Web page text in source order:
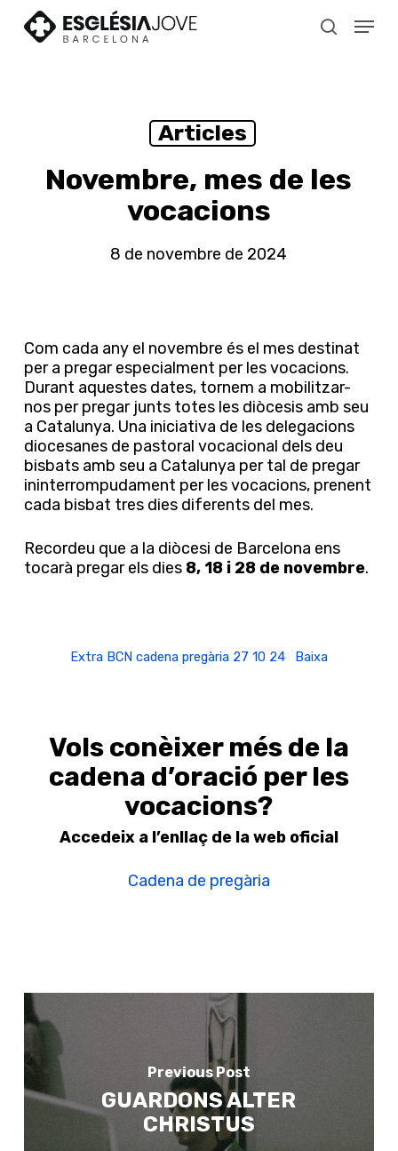
search
Menu
Articles
Novembre, mes de les
vocacions
8 de novembre de 2024
Com cada any el novembre és el mes destinat
per a pregar especialment per les vocacions.
Durant aquestes dates, tornem a mobilitzar-
nos per pregar junts totes les diòcesis amb seu
a Catalunya. Una iniciativa de les delegacions
diocesanes de pastoral vocacional dels deu
bisbats amb seu a Catalunya per tal de pregar
ininterrompudament per les vocacions, prenent
cada bisbat tres dies diferents del mes.
Recordeu que a la diòcesi de Barcelona ens
tocarà pregar els dies 8, 18 i 28 de novembre.
Extra BCN cadena pregària 27 10 24 Baixa
Vols conèixer més de la
cadena d’oració per les
vocacions?
Accedeix a l’enllaç de la web oficial
Cadena de pregària
Previous Post
GUARDONS ALTER
CHRISTUS